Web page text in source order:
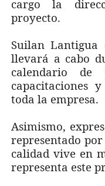
cargo la
proyecto.
Suilan Lantigua
llevará a cabo
calendario de
capacitaciones
toda la empresa.
Asimismo,
representado
calidad vive en
representa este